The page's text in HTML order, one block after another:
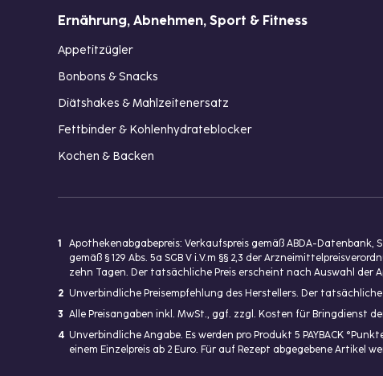
Ernährung, Abnehmen, Sport & Fitness
Appetitzügler
Bonbons & Snacks
Diätshakes & Mahlzeitenersatz
Fettbinder & Kohlenhydrateblocker
Kochen & Backen
1
Apothekenabgabepreis: Verkaufspreis gemäß ABDA-
gemäß § 129 Abs. 5a SGB V i.V.m §§ 2,3 der
zehn Tagen. Der tatsächliche Preis erscheint nach Auswahl der
2 Unverbindliche Preisempfehlung des Herstellers. Der
3 Alle Preisangaben inkl. MwSt., ggf. zzgl. Kosten für Bringdienst
4 Unverbindliche Angabe. Es werden pro Produkt 5 PAYBACK
einem Einzelpreis ab 2 Euro. Für auf Rezept abgegebene Artikel